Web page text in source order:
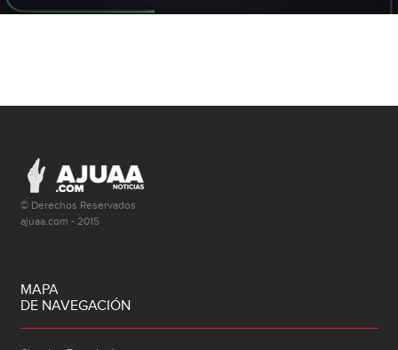
© Derechos Reservados
ajuaa.com - 2015
MAPA
DE NAVEGACIÓN